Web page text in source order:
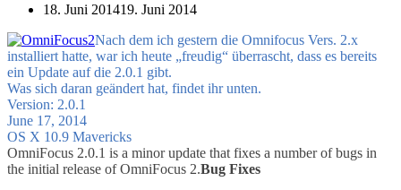
18. Juni 201419. Juni 2014
Nach dem ich gestern die Omnifocus Vers. 2.x
installiert hatte, war ich heute „freudig“ überrascht, dass es bereits
ein Update auf die 2.0.1 gibt.
Was sich daran geändert hat, findet ihr unten.
Version: 2.0.1
June 17, 2014
OS X 10.9 Mavericks
OmniFocus 2.0.1 is a minor update that fixes a number of bugs in
the initial release of OmniFocus 2.Bug Fixes